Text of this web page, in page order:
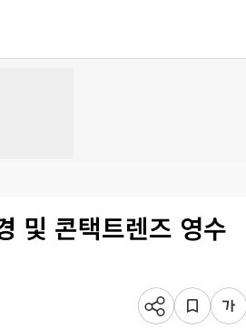
및 콘택트렌즈 영수